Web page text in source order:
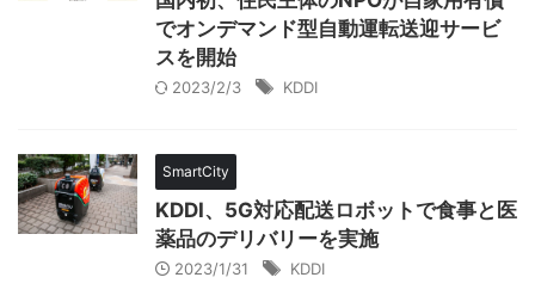
でオンデマンド型自動運転送迎サービ
スを開始
2023/2/3 KDDI
SmartCity
KDDI、5G対応配送ロボットで食事と医
薬品のデリバリーを実施
2023/1/31 KDDI